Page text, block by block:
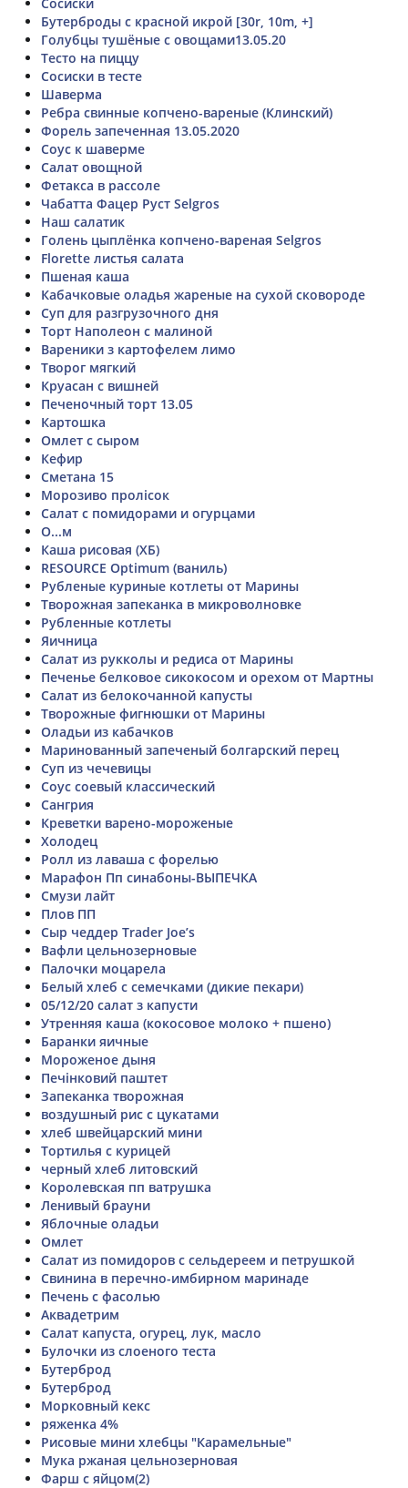
Бутерброды с красной икрой [30r, 10m, +]
Голубцы тушёные с овощами13.05.20
Тесто на пиццу
Сосиски в тесте
Шаверма
Ребра свинные копчено-вареные (Клинский)
Форель запеченная 13.05.2020
Соус к шаверме
Салат овощной
Фетакса в рассоле
Чабатта Фацер Руст Selgros
Наш салатик
Голень цыплёнка копчено-вареная Selgros
Florette листья салата
Пшеная каша
Кабачковые оладья жареные на сухой сковороде
Суп для разгрузочного дня
Торт Наполеон с малиной
Вареники з картофелем лимо
Творог мягкий
Круасан с вишней
Печеночный торт 13.05
Картошка
Омлет с сыром
Кефир
Сметана 15
Морозиво пролісок
Салат с помидорами и огурцами
О...м
Каша рисовая (ХБ)
RESOURCE Optimum (ваниль)
Рубленые куриные котлеты от Марины
Творожная запеканка в микроволновке
Рубленные котлеты
Яичница
Салат из рукколы и редиса от Марины
Печенье белковое сикокосом и орехом от Мартны
Салат из белокочанной капусты
Творожные фигнюшки от Марины
Оладьи из кабачков
Маринованный запеченый болгарский перец
Суп из чечевицы
Соус соевый классический
Сангрия
Креветки варено-мороженые
Холодец
Ролл из лаваша с форелью
Марафон Пп синабоны-ВЫПЕЧКА
Смузи лайт
Плов ПП
Сыр чеддер Trader Joe’s
Вафли цельнозерновые
Палочки моцарела
Белый хлеб с семечками (дикие пекари)
05/12/20 салат з капусти
Утренняя каша (кокосовое молоко + пшено)
Баранки яичные
Мороженое дыня
Печінковий паштет
Запеканка творожная
воздушный рис с цукатами
хлеб швейцарский мини
Тортилья с курицей
черный хлеб литовский
Королевская пп ватрушка
Ленивый брауни
Яблочные оладьи
Омлет
Салат из помидоров с сельдереем и петрушкой
Свинина в перечно-имбирном маринаде
Печень с фасолью
Аквадетрим
Салат капуста, огурец, лук, масло
Булочки из слоеного теста
Бутерброд
Бутерброд
Морковный кекс
ряженка 4%
Рисовые мини хлебцы "Карамельные"
Мука ржаная цельнозерновая
Фарш с яйцом(2)